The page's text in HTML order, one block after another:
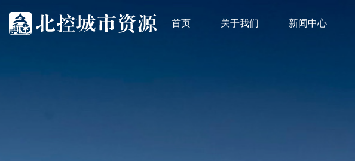
首页 关于我们 新闻中心